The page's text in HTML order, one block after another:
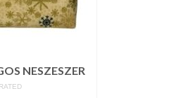
NESZESZER